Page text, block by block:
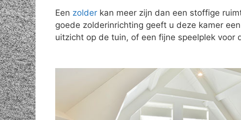
Een zolder kan meer zijn dan een stoffige
goede zolderinrichting geeft u deze kamer
uitzicht op de tuin, of een fijne speelplek voor